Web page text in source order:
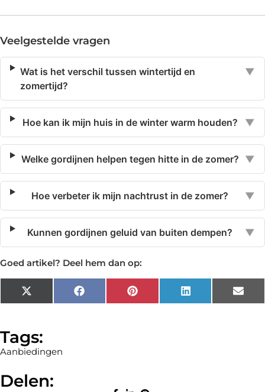
Veelgestelde vragen
Wat is het verschil tussen wintertijd en
zomertijd?
▼
Hoe kan ik mijn huis in de winter warm houden? ▼
Welke gordijnen helpen tegen hitte in de zomer? ▼
Hoe verbeter ik mijn nachtrust in de zomer? ▼
Kunnen gordijnen geluid van buiten dempen? ▼
Goed artikel? Deel hem dan op:
X
(Twitter)
Facebook Pinterest LinkedIn
Tags:
Aanbiedingen
Delen: